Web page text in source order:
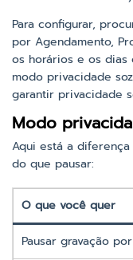
Para configurar,
por Agendamento,
os horários e os dias
modo privacidade
garantir privacidade
Modo
Aqui está a
do que pausar:
O que você quer
Pausar gravação